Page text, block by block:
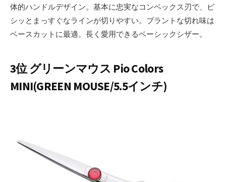
体的ハンドルデザイン。基本に忠実なコンベックス刃で、ビ
シッとまっすぐなラインが切りやすい。ブラントな切れ味は
ベースカットに最適。長く愛用できるベーシックシザー。
3位 グリーンマウス Pio Colors
MINI(GREEN MOUSE/5.5インチ)